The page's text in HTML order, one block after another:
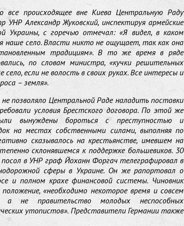
все происходящее вне Киева Центральную Раду
Александр Жуковский, инспектируя армейские
Украины, с горечью отмечал: «Я видел, в каком
наше село. Власти никто не ощущает, так как она
традициям». В то же время в ряде
по словам министра, «кучки решительных
если не волость в своих руках. Все интересы и
– земля».
позволяло Центральной Раде наладить поставки
условия Брестского договора. По этой же
вынуждены бороться с преступностью и
на местах собственными силами, выполняя по
сказывалось на крестьянстве, имевшем на
склонявшемся к поддержке большевиков. 30
в УНР граф Йоханн Форгач телеграфировал в
сферы в Украине. Он же рапортовал о
и полном крахе финансовой системы. Чиновник
«необходимо некоторое время и совсем
а не правительство молодых неспособных
утопистов». Представители Германии также